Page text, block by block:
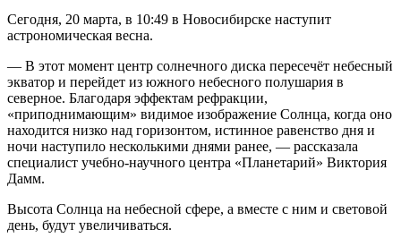
Сегодня, 20 марта, в 10:49 в Новосибирске наступит
астрономическая весна.
— В этот момент центр солнечного диска пересечёт небесный
экватор и перейдет из южного небесного полушария в
северное. Благодаря эффектам рефракции,
«приподнимающим» видимое изображение Солнца, когда оно
находится низко над горизонтом, истинное равенство дня и
ночи наступило несколькими днями ранее, — рассказала
специалист учебно-научного центра «Планетарий» Виктория
Дамм.
Высота Солнца на небесной сфере, а вместе с ним и световой
день, будут увеличиваться.